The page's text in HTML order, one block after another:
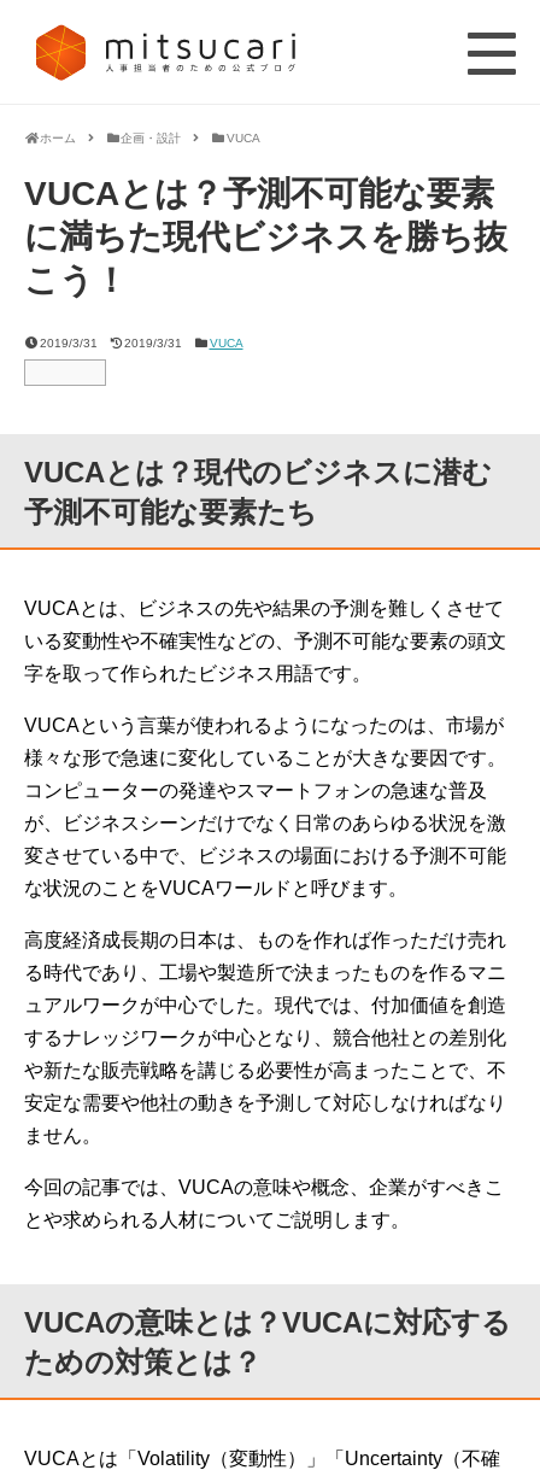
ホーム 企画・設計 VUCA
VUCAとは？予測不可能な要素
に満ちた現代ビジネスを勝ち抜
こう！
2019/3/31 2019/3/31 VUCA
VUCAとは？現代のビジネスに潜む
予測不可能な要素たち
VUCAとは、ビジネスの先や結果の予測を難しくさせて
いる変動性や不確実性などの、予測不可能な要素の頭文
字を取って作られたビジネス用語です。
VUCAという言葉が使われるようになったのは、市場が
様々な形で急速に変化していることが大きな要因です。
コンピューターの発達やスマートフォンの急速な普及
が、ビジネスシーンだけでなく日常のあらゆる状況を激
変させている中で、ビジネスの場面における予測不可能
な状況のことをVUCAワールドと呼びます。
高度経済成長期の日本は、ものを作れば作っただけ売れ
る時代であり、工場や製造所で決まったものを作るマニ
ュアルワークが中心でした。現代では、付加価値を創造
するナレッジワークが中心となり、競合他社との差別化
や新たな販売戦略を講じる必要性が高まったことで、不
安定な需要や他社の動きを予測して対応しなければなり
ません。
今回の記事では、VUCAの意味や概念、企業がすべきこ
とや求められる人材についてご説明します。
VUCAの意味とは？VUCAに対応する
ための対策とは？
VUCAとは「Volatility（変動性）」「Uncertainty（不確